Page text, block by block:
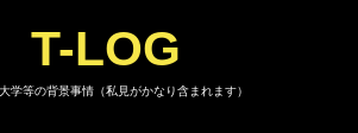
T-LOG
学等の背景事情（私見がかなり含まれます）